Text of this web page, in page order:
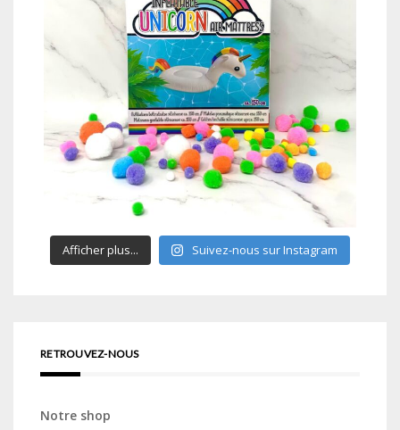
Afficher plus... Suivez-nous sur Instagram
RETROUVEZ-NOUS
Notre shop